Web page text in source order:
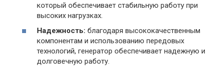
который обеспечивает стабильную работу при
высоких нагрузках.
Надежность: благодаря высококачественным
компонентам и использованию передовых
технологий, генератор обеспечивает надежную и
долговечную работу.